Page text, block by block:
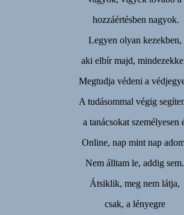
hozzáértésben nagyok.
Legyen olyan kezekben,
aki elbír majd,
Megtudja védeni a
A tudásommal végig
a tanácsokat személyesen
Online, nap mint nap
Nem álltam le, addig sem.
Átsiklik, meg nem látja,
csak, a lényegre